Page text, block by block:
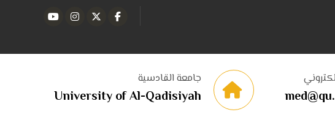
جامعة القادسية
University of Al-Qadisiyah